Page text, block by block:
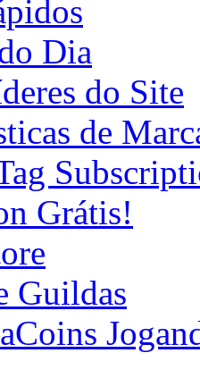
Dia
do Site
de
Grátis!
Guildas